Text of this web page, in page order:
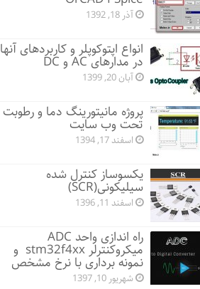
آذر 18, 1392
انواع اپتوکوپلر و کاربردهای آنها
در مدارهای AC و DC
آبان 20, 1399
پروژه مانيتورينگ دما و رطوبت
تحت وب سایت
اسفند 17, 1394
یکسوساز کنترل شده
سیلیکونی(SCR)
اسفند 11, 1396
راه اندازی واحد ADC
میکروکنترلر stm32f4xx و
نمونه برداری با نرخ مشخص
شهریور 10, 1397